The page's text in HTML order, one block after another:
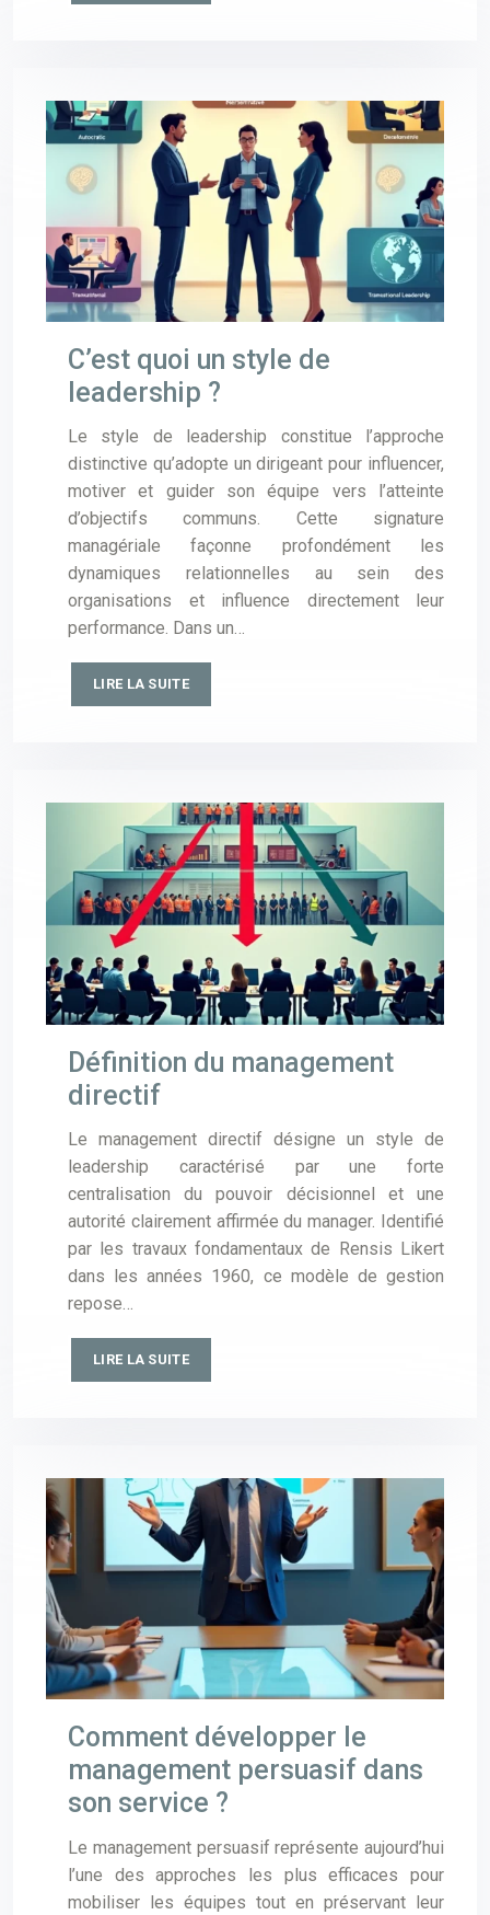
C’est quoi un style de
leadership ?
Le style de leadership constitue l’approche
distinctive qu’adopte un dirigeant pour influencer,
motiver et guider son équipe vers l’atteinte
d’objectifs communs. Cette signature
managériale façonne profondément les
dynamiques relationnelles au sein des
organisations et influence directement leur
performance. Dans un…
LIRE LA SUITE
Définition du management
directif
Le management directif désigne un style de
leadership caractérisé par une forte
centralisation du pouvoir décisionnel et une
autorité clairement affirmée du manager. Identifié
par les travaux fondamentaux de Rensis Likert
dans les années 1960, ce modèle de gestion
repose…
LIRE LA SUITE
Comment développer le
management persuasif dans
son service ?
Le management persuasif représente aujourd’hui
l’une des approches les plus efficaces pour
mobiliser les équipes tout en préservant leur